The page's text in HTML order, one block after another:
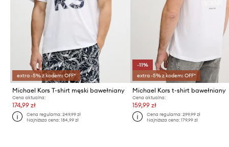
extra -5% z kodem: OFF*
Michael Kors T-shirt męski bawełniany
Cena aktualna:
174,99 zł
Cena regularna:249,99 zł
Najniższa cena:184,99 zł
-11%
extra -5% z kodem: OFF*
Michael Kors t-shirt bawełniany
Cena aktualna:
159,99 zł
Cena regularna: 299,99 zł
Najniższa cena: 179,99 zł